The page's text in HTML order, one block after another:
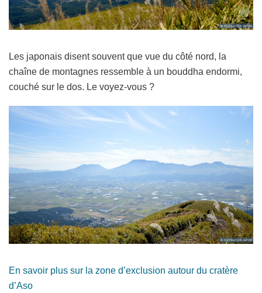
Les japonais disent souvent que vue du côté nord, la
chaîne de montagnes ressemble à un bouddha endormi,
couché sur le dos. Le voyez-vous ?
En savoir plus sur la zone d’exclusion autour du cratère
d’Aso